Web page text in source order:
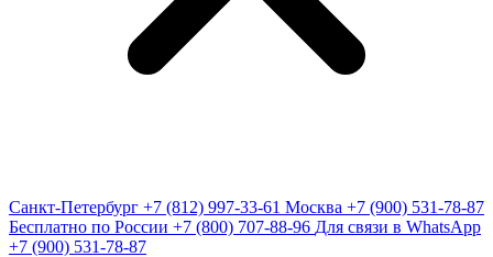
Санкт-Петербург +7 (812) 997-33-61 Москва +7 (900) 531-78-87
Бесплатно по России +7 (800) 707-88-96 Для связи в WhatsApp
+7 (900) 531-78-87